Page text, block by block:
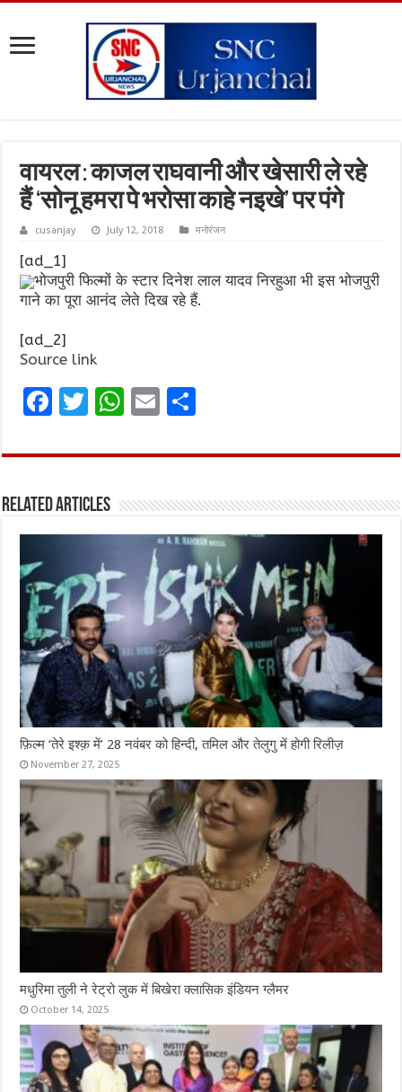
वायरल : काजल राघवानी और खेसारी ले रहे
हैं ‘सोनू हमरा पे भरोसा काहे नइखे’ पर पंगे
cusanjay July 12, 2018 मनोरंजन
[ad_1]
भोजपुरी फिल्मों के स्टार दिनेश लाल यादव निरहुआ भी इस भोजपुरी
गाने का पूरा आनंद लेते दिख रहे हैं.
[ad_2]
Source link
F
ce
o
o
k
T
it
r
W
at
A
p
p
E
ai ar
Related Articles
फ़िल्म ‘तेरे इश्क़ में’ 28 नवंबर को हिन्दी, तमिल और तेलुगु में होगी रिलीज़
November 27, 2025
मधुरिमा तुली ने रेट्रो लुक में बिखेरा क्लासिक इंडियन ग्लैमर
October 14, 2025